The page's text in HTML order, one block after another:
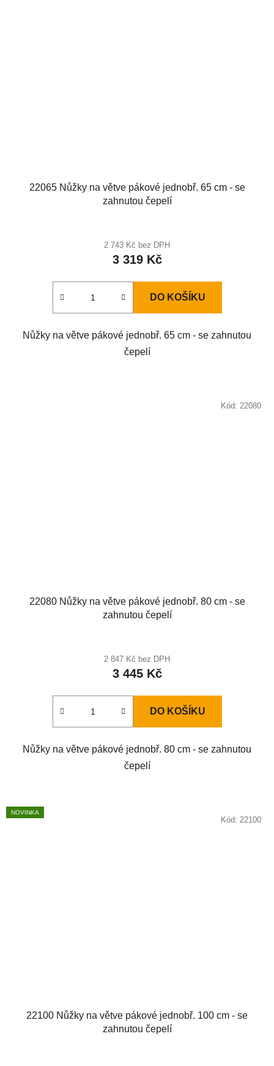
22065 Nůžky na větve pákové jednobř. 65 cm - se
zahnutou čepelí
2 743 Kč bez DPH
3 319 Kč
DO KOŠÍKU
Nůžky na větve pákové jednobř. 65 cm - se zahnutou
čepelí
22080 Nůžky na větve pákové jednobř. 80 cm - se
zahnutou čepelí
2 847 Kč bez DPH
3 445 Kč
DO KOŠÍKU
Nůžky na větve pákové jednobř. 80 cm - se zahnutou
čepelí
Kód: 22080
NOVINKA
22100 Nůžky na větve pákové jednobř. 100 cm - se
zahnutou čepelí
Kód: 22100